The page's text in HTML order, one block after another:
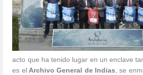
acto que ha tenido lugar en un enclave
es el Archivo General de Indias , se